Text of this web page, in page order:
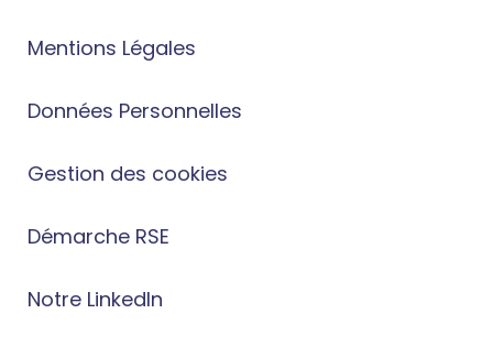
Mentions Légales
Données Personnelles
Gestion des cookies
Démarche RSE
Notre LinkedIn